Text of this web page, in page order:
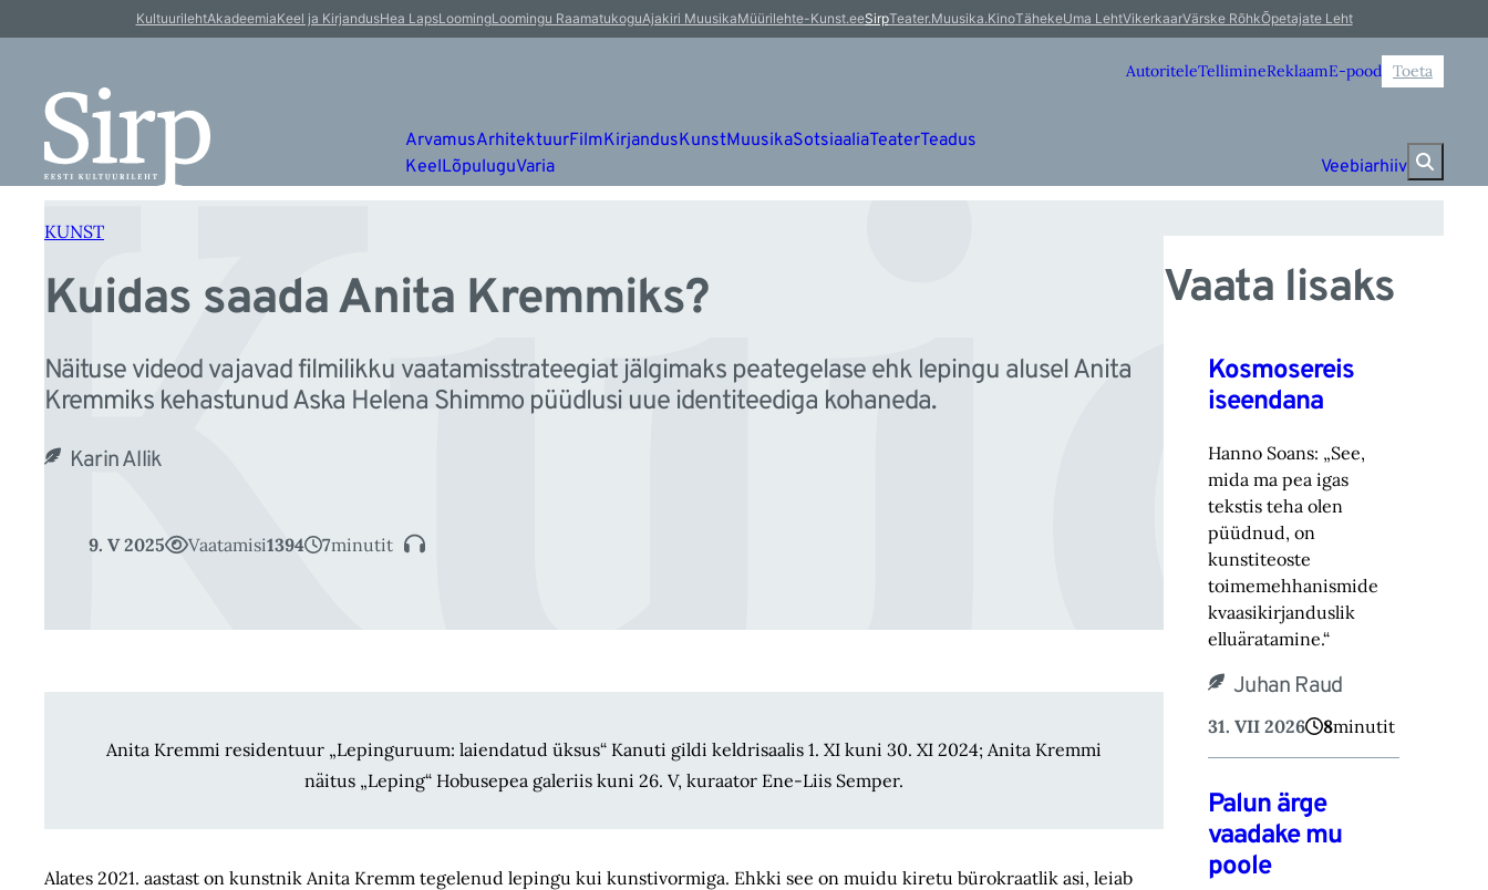
sisu
KultuurilehtAkadeemiaKeel ja KirjandusHea LapsLoomingLoomingu RaamatukoguAjakiri MuusikaMüürilehte-Kunst.eeSirpTeater.Muusika.KinoTähekeUma LehtVikerkaarVärske RõhkÕpetajate Leht
AutoriteleTellimineReklaamE-pood Toeta
ArvamusArhitektuurFilmKirjandusKunstMuusikaSotsiaaliaTeaterTeadus
KeelLõpuluguVaria Veebiarhiiv
KUNST
Kuidas saada Anita Kremmiks?
Näituse videod vajavad filmilikku vaatamisstrateegiat jälgimaks peategelase ehk lepingu alusel Anita
Kremmiks kehastunud Aska Helena Shimmo püüdlusi uue identiteediga kohaneda.
Karin Allik
9. V 2025 Vaatamisi1394 7minutit
Anita Kremmi residentuur „Lepinguruum: laiendatud üksus“ Kanuti gildi keldrisaalis 1. XI kuni 30. XI 2024; Anita Kremmi
näitus „Leping“ Hobusepea galeriis kuni 26. V, kuraator Ene-Liis Semper.
Alates 2021. aastast on kunstnik Anita Kremm tegelenud lepingu kui kunsti­vormiga. Ehkki see on muidu kiretu bürokraatlik asi, leiab
Vaata lisaks
Kosmosereis
iseendana
Hanno Soans: „See,
mida ma pea igas
tekstis teha olen
püüdnud, on
kunstiteoste
toimemehhanismide
kvaasikirjanduslik
elluäratamine.“
Juhan Raud
31. VII 2026 8minutit
Palun ärge
vaadake mu
poole